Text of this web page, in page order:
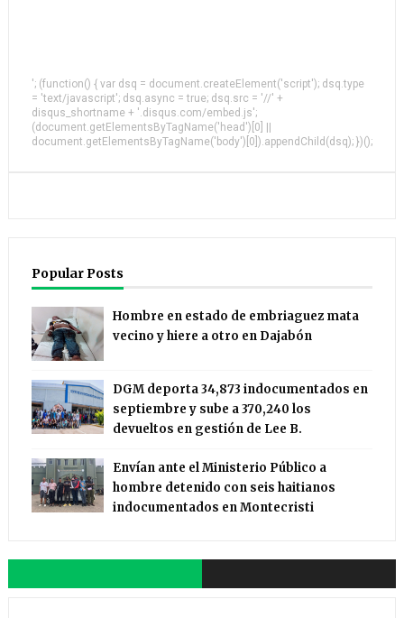
'; (function() { var dsq = document.createElement('script'); dsq.type
= 'text/javascript'; dsq.async = true; dsq.src = '//' +
disqus_shortname + '.disqus.com/embed.js';
(document.getElementsByTagName('head')[0] ||
document.getElementsByTagName('body')[0]).appendChild(dsq); })();
Popular Posts
Hombre en estado de embriaguez mata
vecino y hiere a otro en Dajabón
DGM deporta 34,873 indocumentados en
septiembre y sube a 370,240 los
devueltos en gestión de Lee B.
Envían ante el Ministerio Público a
hombre detenido con seis haitianos
indocumentados en Montecristi